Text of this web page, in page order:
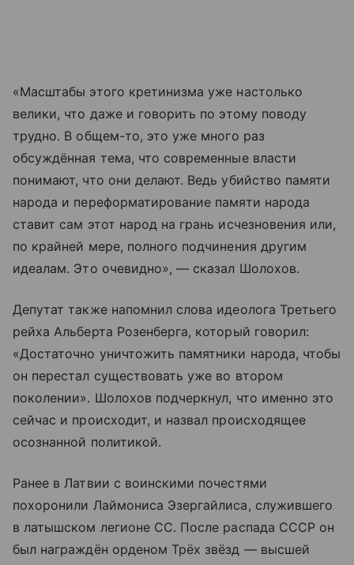
«Масштабы этого кретинизма уже настолько
велики, что даже и говорить по этому поводу
трудно. В общем-то, это уже много раз
обсуждённая тема, что современные власти
понимают, что они делают. Ведь убийство памяти
народа и переформатирование памяти народа
ставит сам этот народ на грань исчезновения или,
по крайней мере, полного подчинения другим
идеалам. Это очевидно», — сказал Шолохов.
Депутат также напомнил слова идеолога Третьего
рейха Альберта Розенберга, который говорил:
«Достаточно уничтожить памятники народа, чтобы
он перестал существовать уже во втором
поколении». Шолохов подчеркнул, что именно это
сейчас и происходит, и назвал происходящее
осознанной политикой.
Ранее в Латвии с воинскими почестями
похоронили Лаймониса Эзергайлиса, служившего
в латышском легионе СС. После распада СССР он
был награждён орденом Трёх звёзд — высшей